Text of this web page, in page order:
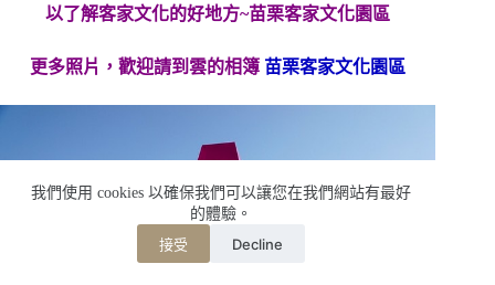
我們使用 cookies 以確保我們可以讓您在我們網站有最好
的體驗。
接受 Decline
更多照片，歡迎請到雲的相簿 苗栗客家文化園區